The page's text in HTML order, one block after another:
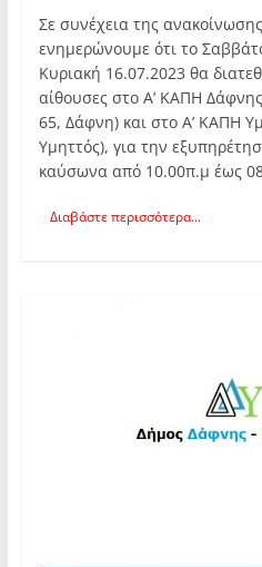
Σε συνέχεια της
ενημερώνουμε ότι το
Κυριακή 16.07.2023 θα
αίθουσες στο Α’ ΚΑΠΗ
65, Δάφνη) και στο Α’ ΚΑΠΗ
Υμηττός), για την
καύσωνα από 10.00π.μ έως
Διαβάστε περισσότερα...